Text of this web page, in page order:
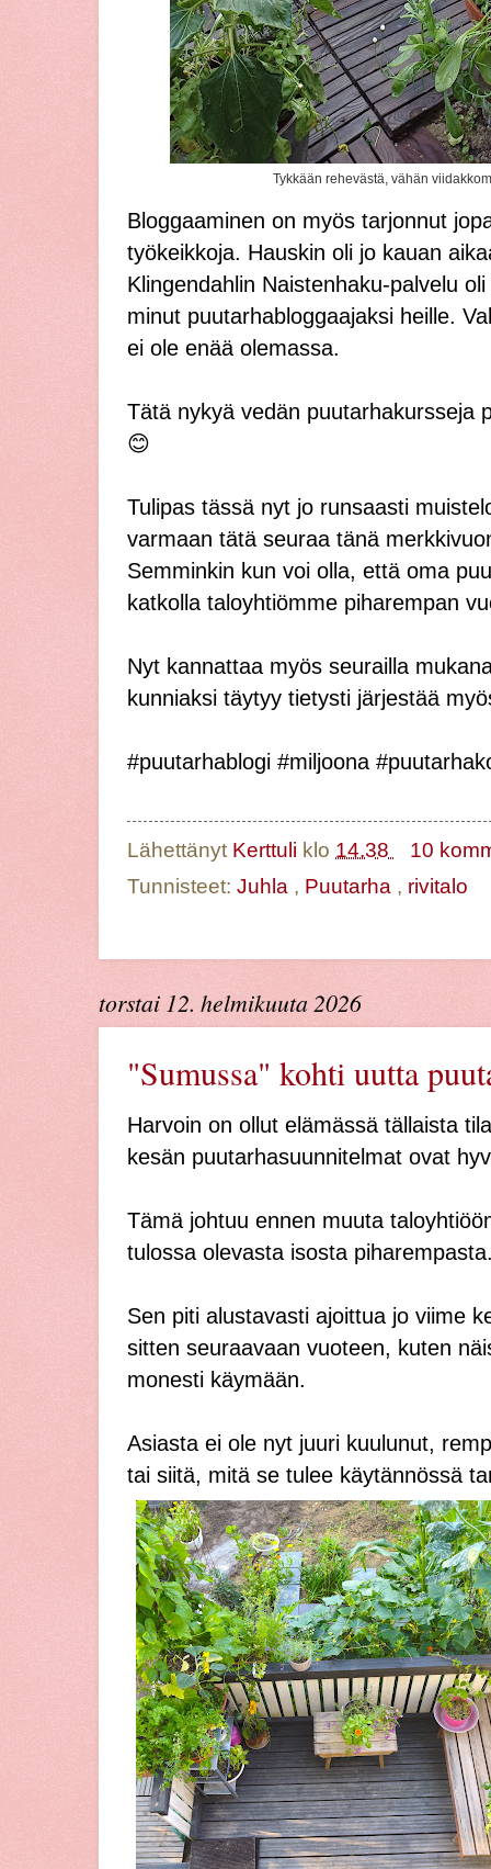
Tykkään rehevästä, vähän
Bloggaaminen on myös tarjonnut
työkeikkoja. Hauskin oli jo kauan
Klingendahlin Naistenhaku-palvelu
minut puutarhabloggaajaksi heille.
ei ole enää olemassa.
Tätä nykyä vedän puutarhakursseja
😊
Tulipas tässä nyt jo runsaasti
varmaan tätä seuraa tänä
Semminkin kun voi olla, että oma
katkolla taloyhtiömme piharempan
Nyt kannattaa myös seurailla
kunniaksi täytyy tietysti järjestää
#puutarhablogi #miljoona
Lähettänyt Kerttuli klo 14.38
10
Tunnisteet: Juhla , Puutarha , rivitalo
torstai 12. helmikuuta 2026
"Sumussa" kohti uutta
Harvoin on ollut elämässä tällaista
kesän puutarhasuunnitelmat ovat
Tämä johtuu ennen muuta
tulossa olevasta isosta
Sen piti alustavasti ajoittua jo viime
sitten seuraavaan vuoteen, kuten
monesti käymään.
Asiasta ei ole nyt juuri kuulunut,
tai siitä, mitä se tulee käytännössä